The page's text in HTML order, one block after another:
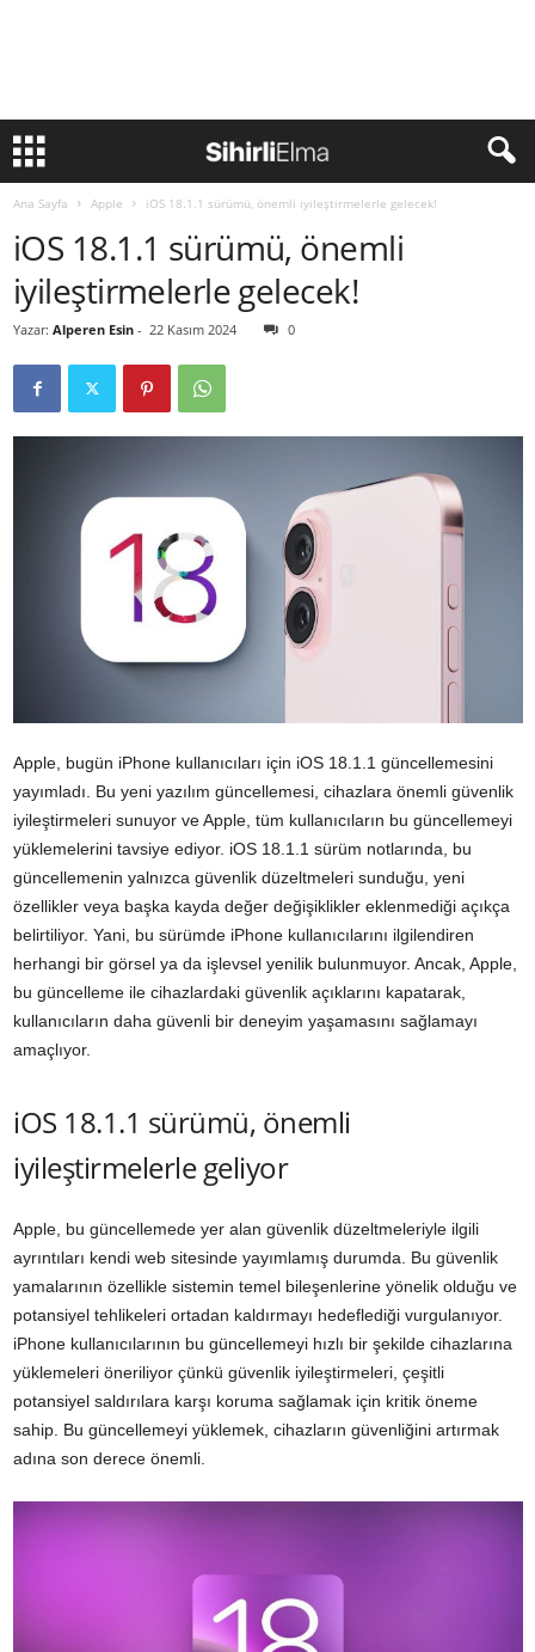
Ana Sayfa Apple iOS 18.1.1 sürümü, önemli iyileştirmelerle gelecek!
iOS 18.1.1 sürümü, önemli
iyileştirmelerle gelecek!
Yazar: Alperen Esin - 22 Kasım 2024 0
Apple, bugün iPhone kullanıcıları için iOS 18.1.1 güncellemesini
yayımladı. Bu yeni yazılım güncellemesi, cihazlara önemli güvenlik
iyileştirmeleri sunuyor ve Apple, tüm kullanıcıların bu güncellemeyi
yüklemelerini tavsiye ediyor. iOS 18.1.1 sürüm notlarında, bu
güncellemenin yalnızca güvenlik düzeltmeleri sunduğu, yeni
özellikler veya başka kayda değer değişiklikler eklenmediği açıkça
belirtiliyor. Yani, bu sürümde iPhone kullanıcılarını ilgilendiren
herhangi bir görsel ya da işlevsel yenilik bulunmuyor. Ancak, Apple,
bu güncelleme ile cihazlardaki güvenlik açıklarını kapatarak,
kullanıcıların daha güvenli bir deneyim yaşamasını sağlamayı
amaçlıyor.
iOS 18.1.1 sürümü, önemli
iyileştirmelerle geliyor
Apple, bu güncellemede yer alan güvenlik düzeltmeleriyle ilgili
ayrıntıları kendi web sitesinde yayımlamış durumda. Bu güvenlik
yamalarının özellikle sistemin temel bileşenlerine yönelik olduğu ve
potansiyel tehlikeleri ortadan kaldırmayı hedeflediği vurgulanıyor.
iPhone kullanıcılarının bu güncellemeyi hızlı bir şekilde cihazlarına
yüklemeleri öneriliyor çünkü güvenlik iyileştirmeleri, çeşitli
potansiyel saldırılara karşı koruma sağlamak için kritik öneme
sahip. Bu güncellemeyi yüklemek, cihazların güvenliğini artırmak
adına son derece önemli.